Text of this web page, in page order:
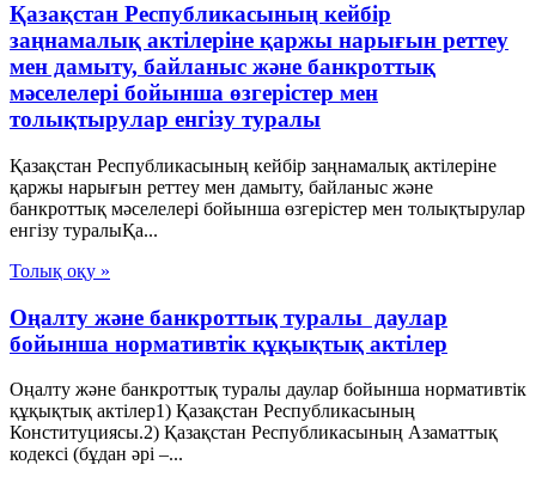
Қазақстан Республикасының кейбір
заңнамалық актілеріне қаржы нарығын реттеу
мен дамыту, байланыс және банкроттық
мәселелері бойынша өзгерістер мен
толықтырулар енгізу туралы
Қазақстан Республикасының кейбір заңнамалық актілеріне
қаржы нарығын реттеу мен дамыту, байланыс және
банкроттық мәселелері бойынша өзгерістер мен толықтырулар
енгізу туралыҚа...
Толық оқу »
Оңалту және банкроттық туралы даулар
бойынша нормативтік құқықтық актілер
Оңалту және банкроттық туралы даулар бойынша нормативтік
құқықтық актілер1) Қазақстан Республикасының
Конституциясы.2) Қазақстан Республикасының Азаматтық
кодексі (бұдан әрі –...